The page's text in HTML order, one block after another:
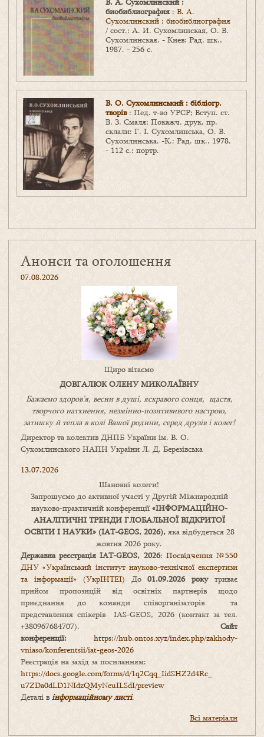
биобиблиография: В. А.
Сухомлинский : биобиблиография
/ сост.: А. И. Сухомлинская, О. В.
Сухомлинская. - Киев: Рад. шк.,
1987. - 256 с.
В. О. Сухомлинський : бібліогр.
творів: Пед. т-во УРСР; Вступ. ст.
В. З. Смаля; Покажч. друк. пр.
склали: Г. І. Сухомлинська, О. В.
Сухомлинська. -К.: Рад. шк., 1978.
- 112 с.: портр.
Анонси та оголошення
07.08.2026
Щиро вітаємо
ДОВГАЛЮК ОЛЕНУ МИКОЛАЇВНУ
Бажаємо здоров’я, весни в душі, яскравого сонця, щастя,
творчого натхнення, незмінно-позитивнвого настрою,
затишкуйтепла в коліВашоїродини, серед друзів і колег!
Директор та колектив ДНПБ України ім. В. О.
Сухомлинського НАПН України Л. Д. Березівська
13.07.2026
Шановні колеги!
Запрошуємо до активної участі у Другій Міжнародній
науково-практичній конференції «ІНФОРМАЦІЙНО-
АНАЛІТИЧНІ ТРЕНДИ ГЛОБАЛЬНОЇ ВІДКРИТОЇ
ОСВІТИ І НАУКИ» (IAT-GEOS, 2026),яка відбудеться 28
жовтня 2026 року.
Державна реєстрація IAT-GEOS, 2026: Посвідчення №550
ДНУ «Український інститут науково-технічної експертизи
та інформації» (УкрІНТЕІ) До01.09.2026 рокутриває
прийом пропозицій від освітніх партнерів щодо
приєднання до команди співорганізаторів та
представлення спікерів IAS-GEOS, 2026 (контакт за тел.
+380967684707). Сайт
конференції: https://hub.ontos.xyz/index.php/zakhody-
vniaso/konferentsii/iat-geos-2026
Реєстрація на захід за посиланням:
https://docs.google.com/forms/d/1q2Cqq_IidSHZ2d4Rc_
u7ZDa0dLD1NIdzQMyNeuILSdI/preview
Деталі в інформаційному листі.
Всі матеріали